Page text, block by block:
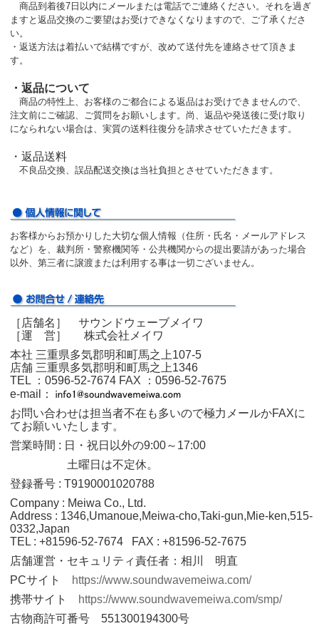
商品到着後7日以内にメールまたは電話でご連絡ください。それを過ぎ
ますと返品交換のご要望はお受けできなくなりますので、ご了承くださ
い。
・返送方法は着払いで結構ですが、改めて送付先を連絡させて頂きま
す。
・返品について
商品の特性上、お客様のご都合による返品はお受けできませんので、
注文前にご確認、ご質問をお願いします。尚、返品や発送後に受け取り
になられない場合は、実質の送料往復分を請求させていただきます。
・返品送料
不良品交換、誤品配送交換は当社負担とさせていただきます。
お客様からお預かりした大切な個人情報（住所・氏名・メールアドレス
など）を、裁判所・警察機関等・公共機関からの提出要請があった場合
以外、第三者に譲渡または利用する事は一切ございません。
［店舗名］ サウンドウェーブメイワ
［運 営］ 株式会社メイワ
本社 三重県多気郡明和町馬之上107-5
店舗 三重県多気郡明和町馬之上1346
TEL ：0596‐52‐7674 FAX ：0596‐52‐7675
e-mail：
お問い合わせは担当者不在も多いので極力メールかFAXに
てお願いいたします。
営業時間 : 日・祝日以外の9:00～17:00
土曜日は不定休。
登録番号 : T9190001020788
Company : Meiwa Co., Ltd.
Address : 1346,Umanoue,Meiwa-cho,Taki-gun,Mie-ken,515-
0332,Japan
TEL : +81596-52-7674 FAX : +81596-52-7675
店舗運営・セキュリティ責任者：相川 明直
PCサイト
https://www.soundwavemeiwa.com/
携帯サイト
https://www.soundwavemeiwa.com/smp/
古物商許可番号 551300194300号